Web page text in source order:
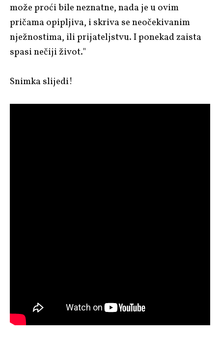
može proći bile neznatne, nada je u ovim
pričama opipljiva, i skriva se neočekivanim
nježnostima, ili prijateljstvu. I ponekad zaista
spasi nečiji život."
Snimka slijedi!